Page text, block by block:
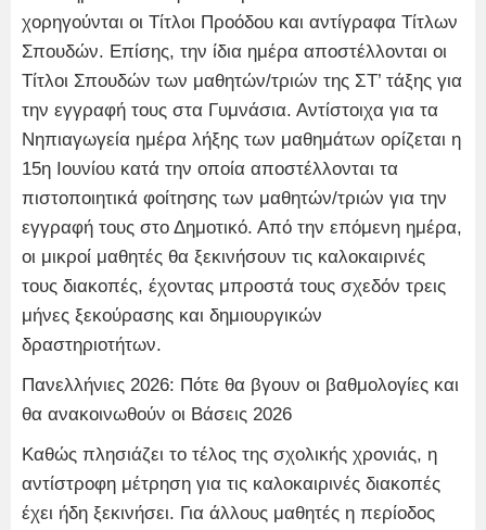
χορηγούνται οι Τίτλοι Προόδου και αντίγραφα Τίτλων
Σπουδών. Επίσης, την ίδια ημέρα αποστέλλονται οι
Τίτλοι Σπουδών των μαθητών/τριών της ΣΤ’ τάξης για
την εγγραφή τους στα Γυμνάσια. Αντίστοιχα για τα
Νηπιαγωγεία ημέρα λήξης των μαθημάτων ορίζεται η
15η Ιουνίου κατά την οποία αποστέλλονται τα
πιστοποιητικά φοίτησης των μαθητών/τριών για την
εγγραφή τους στο Δημοτικό. Από την επόμενη ημέρα,
οι μικροί μαθητές θα ξεκινήσουν τις καλοκαιρινές
τους διακοπές, έχοντας μπροστά τους σχεδόν τρεις
μήνες ξεκούρασης και δημιουργικών
δραστηριοτήτων.
Πανελλήνιες 2026: Πότε θα βγουν οι βαθμολογίες και
θα ανακοινωθούν οι Βάσεις 2026
Καθώς πλησιάζει το τέλος της σχολικής χρονιάς, η
αντίστροφη μέτρηση για τις καλοκαιρινές διακοπές
έχει ήδη ξεκινήσει. Για άλλους μαθητές η περίοδος